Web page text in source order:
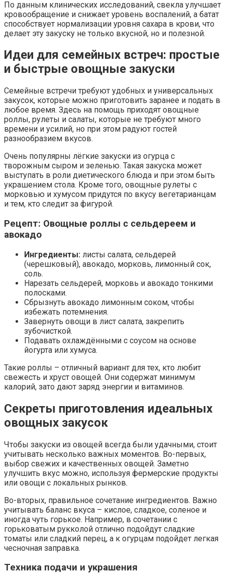
По данным клинических исследований, свекла улучшает
кровообращение и снижает уровень воспалений, а батат
способствует нормализации уровня сахара в крови, что
делает эту закуску не только вкусной, но и полезной.
Идеи для семейных встреч: простые
и быстрые овощные закуски
Семейные встречи требуют удобных и универсальных
закусок, которые можно приготовить заранее и подать в
любое время. Здесь на помощь приходят овощные
роллы, рулеты и салаты, которые не требуют много
времени и усилий, но при этом радуют гостей
разнообразием вкусов.
Очень популярны лёгкие закуски из огурца с
творожным сыром и зеленью. Такая закуска может
выступать в роли диетического блюда и при этом быть
украшением стола. Кроме того, овощные рулеты с
морковью и хумусом придутся по вкусу вегетарианцам
и тем, кто следит за фигурой.
Рецепт: Овощные роллы с сельдереем и
авокадо
Ингредиенты: листы салата, сельдерей
(черешковый), авокадо, морковь, лимонный сок,
соль.
Нарезать сельдерей, морковь и авокадо тонкими
полосками.
Сбрызнуть авокадо лимонным соком, чтобы
избежать потемнения.
Завернуть овощи в лист салата, закрепить
зубочисткой.
Подавать охлаждёнными с соусом на основе
йогурта или хумуса.
Такие роллы – отличный вариант для тех, кто любит
свежесть и хруст овощей. Они содержат минимум
калорий, зато дают заряд энергии и витаминов.
Секреты приготовления идеальных
овощных закусок
Чтобы закуски из овощей всегда были удачными, стоит
учитывать несколько важных моментов. Во-первых,
выбор свежих и качественных овощей. Заметно
улучшить вкус можно, используя фермерские продукты
или овощи с локальных рынков.
Во-вторых, правильное сочетание ингредиентов. Важно
учитывать баланс вкуса – кислое, сладкое, соленое и
иногда чуть горькое. Например, в сочетании с
горьковатым рукколой отлично подойдут сладкие
томаты или сладкий перец, а к огурцам подойдет легкая
чесночная заправка.
Техника подачи и украшения